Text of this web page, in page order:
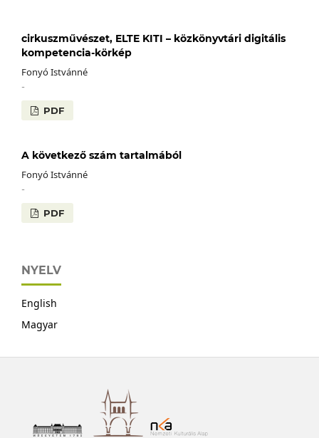
cirkuszművészet, ELTE KITI – közkönyvtári digitális
kompetencia-körkép
Fonyó Istvánné
-
PDF
A következő szám tartalmából
Fonyó Istvánné
-
PDF
NYELV
English
Magyar